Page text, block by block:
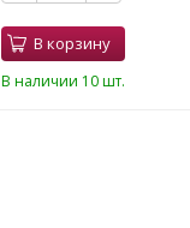
В корзину
В наличии 10 шт.